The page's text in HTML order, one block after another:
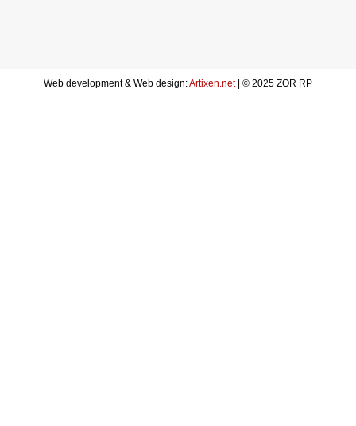
Web development & Web design:Artixen.net| © 2025 ZOR RP